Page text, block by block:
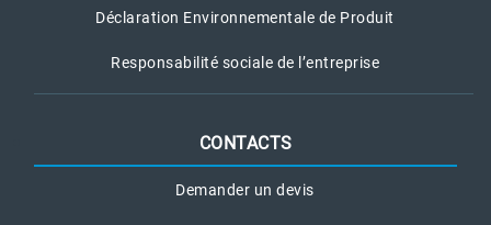
Déclaration Environnementale de Produit
Responsabilité sociale de l’entreprise
CONTACTS
Demander un devis